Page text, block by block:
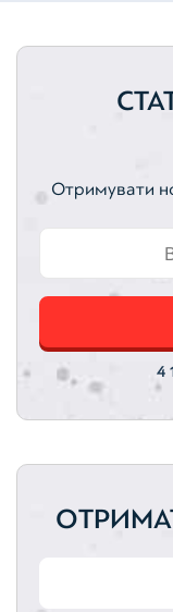
Земельні ділянки
Автотранспортні
Оцінка акцій
Отримувати
4